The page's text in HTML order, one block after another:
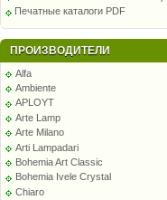
Печатные каталоги PDF
ПРОИЗВОДИТЕЛИ
Alfa
Ambiente
APLOYT
Arte Lamp
Arte Milano
Arti Lampadari
Bohemia Art Classic
Bohemia Ivele Crystal
Chiaro